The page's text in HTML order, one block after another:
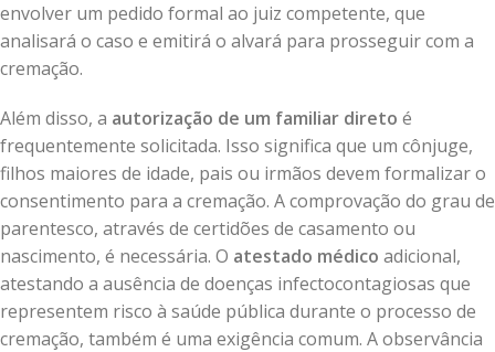
envolver um pedido formal ao juiz competente, que
analisará o caso e emitirá o alvará para prosseguir com a
cremação.
Além disso, a autorização de um familiar direto é
frequentemente solicitada. Isso significa que um cônjuge,
filhos maiores de idade, pais ou irmãos devem formalizar o
consentimento para a cremação. A comprovação do grau de
parentesco, através de certidões de casamento ou
nascimento, é necessária. O atestado médico adicional,
atestando a ausência de doenças infectocontagiosas que
representem risco à saúde pública durante o processo de
cremação, também é uma exigência comum. A observância